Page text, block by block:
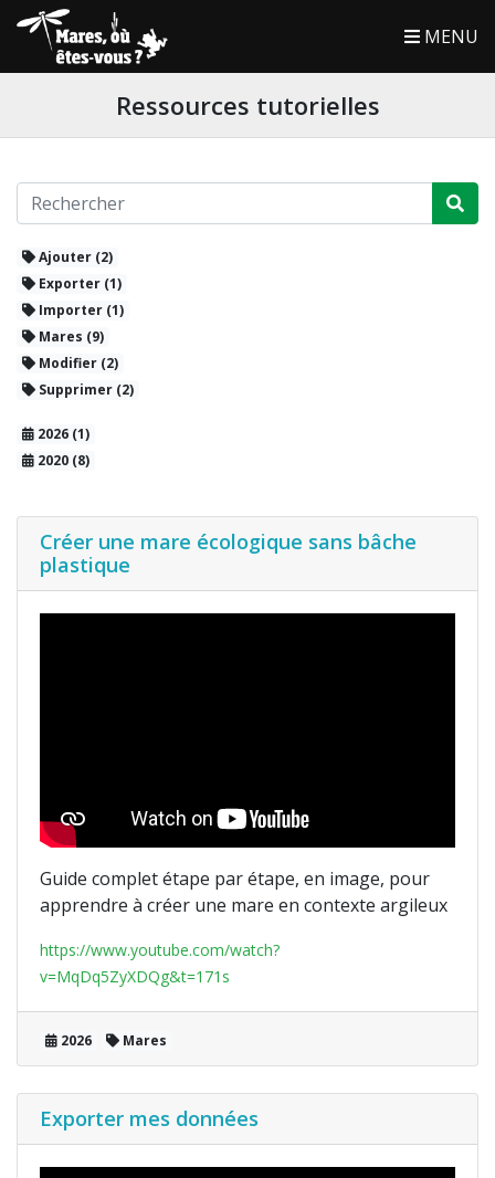
MENU
Ressources tutorielles
Créer une mare écologique sans bâche
plastique
Guide complet étape par étape, en image, pour
apprendre à créer une mare en contexte argileux
https://www.youtube.com/watch?
v=MqDq5ZyXDQg&t=171s
2026 Mares
Exporter mes données
Ajouter (2)
Exporter (1)
Importer (1)
Mares (9)
Modifier (2)
Supprimer (2)
2026 (1)
2020 (8)